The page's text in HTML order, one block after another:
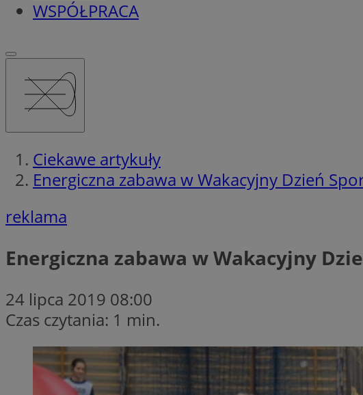
WSPÓŁPRACA
Ciekawe artykuły
Energiczna zabawa w Wakacyjny Dzień
reklama
Energiczna zabawa w Wakacyjny
24 lipca 2019 08:00
Czas czytania: 1 min.